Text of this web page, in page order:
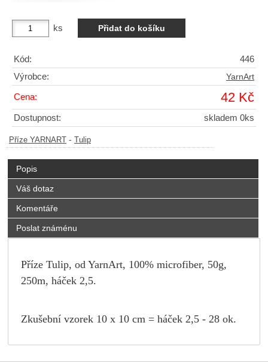
ks
Kód:
446
Výrobce:
YarnArt
Cena: 42 Kč
Dostupnost: skladem 0ks
Příze YARNART - Tulip
Popis
Váš dotaz
Komentáře
Poslat známénu
Příze Tulip, od YarnArt, 100% microfiber, 50g,
250m, háček 2,5.
Zkušební vzorek 10 x 10 cm = háček 2,5 - 28 ok.